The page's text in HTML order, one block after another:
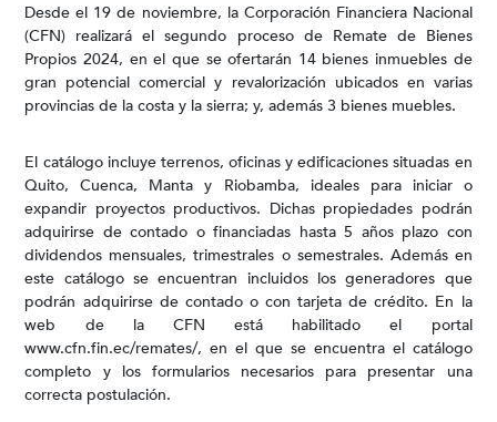
Desde el 19 de noviembre, la Corporación Financiera Nacional
(CFN) realizará el segundo proceso de Remate de Bienes
Propios 2024, en el que se ofertarán 14 bienes inmuebles de
gran potencial comercial y revalorización ubicados en varias
provincias de la costa y la sierra; y, además 3 bienes muebles.
El catálogo incluye terrenos, oficinas y edificaciones situadas en
Quito, Cuenca, Manta y Riobamba, ideales para iniciar o
expandir proyectos productivos. Dichas propiedades podrán
adquirirse de contado o financiadas hasta 5 años plazo con
dividendos mensuales, trimestrales o semestrales. Además en
este catálogo se encuentran incluidos los generadores que
podrán adquirirse de contado o con tarjeta de crédito. En la
web de la CFN está habilitado el portal
www.cfn.fin.ec/remates/, en el que se encuentra el catálogo
completo y los formularios necesarios para presentar una
correcta postulación.